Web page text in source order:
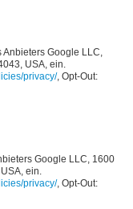
Google LLC,
USA, ein.
privacy/, Opt-Out:
Google LLC, 1600
ein.
privacy/, Opt-Out: